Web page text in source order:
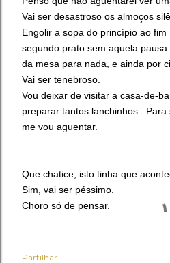
Vai ser desastroso os almoços
Engolir a sopa do princípio ao
segundo prato sem aquela
da mesa para nada, e ainda por
Vai ser tenebroso.
Vou deixar de visitar a casa-de-
preparar tantos lanchinhos .
me vou aguentar.
Que chatice, isto tinha que
Sim, vai ser péssimo.
Choro só de pensar.
Partilhar